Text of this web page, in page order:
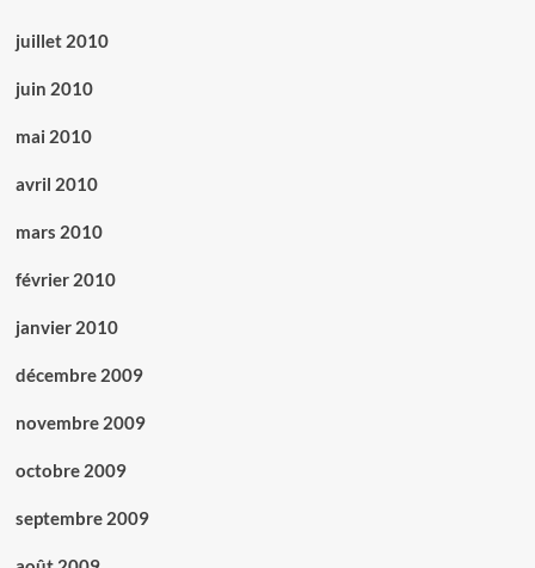
juillet 2010
juin 2010
mai 2010
avril 2010
mars 2010
février 2010
janvier 2010
décembre 2009
novembre 2009
octobre 2009
septembre 2009